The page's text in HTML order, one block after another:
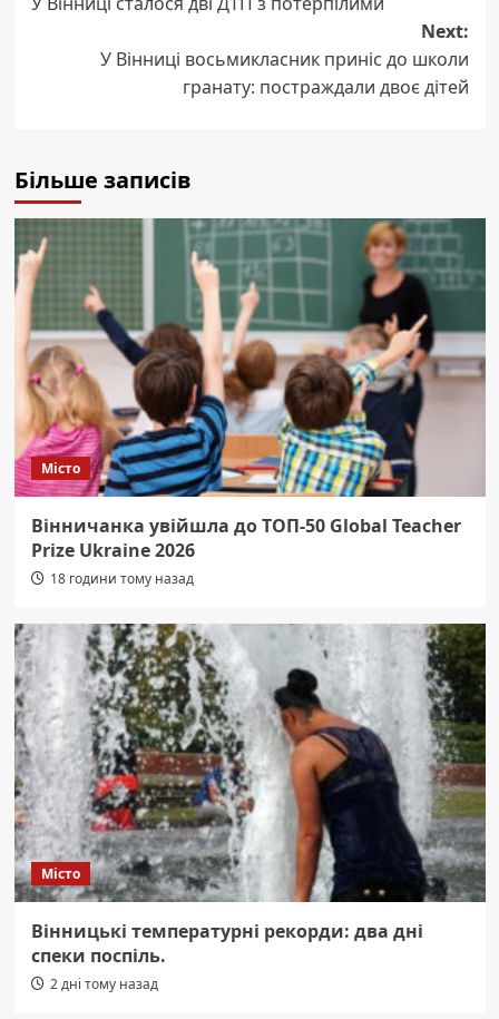
navigation
Next:
У Вінниці восьмикласник приніс до школи
гранату: постраждали двоє дітей
Більше записів
Місто
Вінничанка увійшла до ТОП-50 Global Teacher
Prize Ukraine 2026
18 години тому назад
Місто
Вінницькі температурні рекорди: два дні
спеки поспіль.
2 дні тому назад